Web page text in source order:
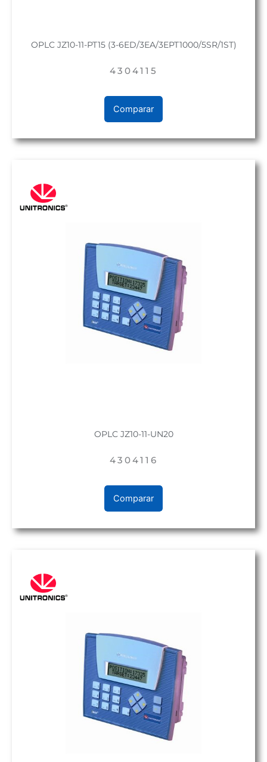
OPLC JZ10-11-PT15 (3-6ED/3EA/3EPT1000/5SR/1ST)
4304115
Comparar
OPLC JZ10-11-UN20
4304116
Comparar